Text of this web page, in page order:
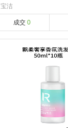
宝洁
成交0